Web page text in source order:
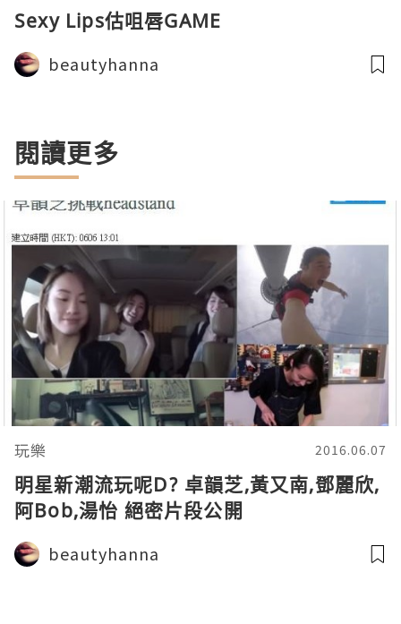
Sexy Lips估咀唇GAME
beautyhanna
閱讀更多
玩樂 2016.06.07
明星新潮流玩呢D? 卓韻芝,黃又南,鄧麗欣,
阿Bob,湯怡 絕密片段公開
beautyhanna